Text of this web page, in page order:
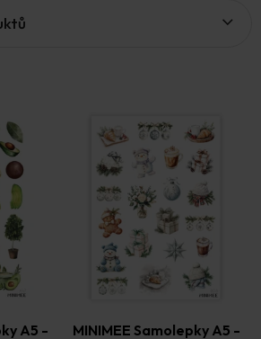
A5 -
MINIMEE Samolepky A5 -